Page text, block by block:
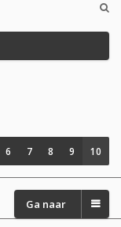
6 7 8 9 10
Ga naar